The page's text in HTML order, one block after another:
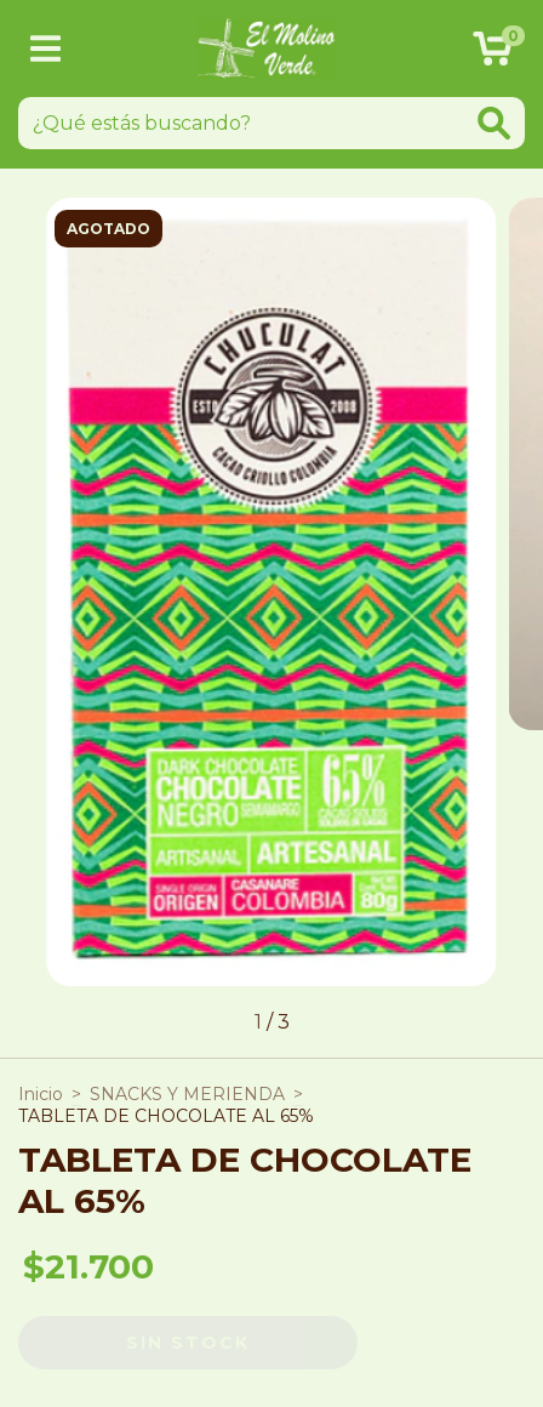
0
AGOTADO
1 /3
Inicio > SNACKS Y MERIENDA >
TABLETA DE CHOCOLATE AL 65%
TABLETA DE CHOCOLATE
AL 65%
$21.700